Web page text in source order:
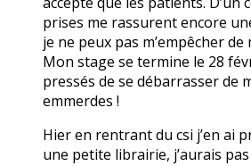
prises me rassurent encore
je ne peux pas m’empêcher
Mon stage se termine le 28
pressés de se débarrasser de
emmerdes !
Hier en rentrant du csi j’en ai
une petite librairie, j’aurais pas